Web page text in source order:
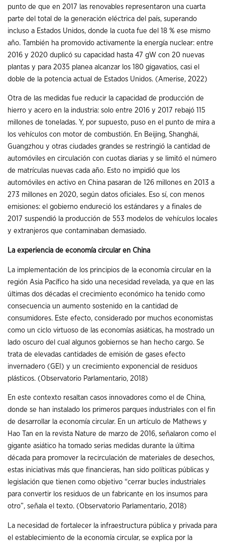
punto de que en 2017 las renovables representaron una cuarta
parte del total de la generación eléctrica del país, superando
incluso a Estados Unidos, donde la cuota fue del 18 % ese mismo
año. También ha promovido activamente la energía nuclear: entre
2016 y 2020 duplicó su capacidad hasta 47 gW con 20 nuevas
plantas y para 2035 planea alcanzar los 180 gigavatios, casi el
doble de la potencia actual de Estados Unidos. (Amerise, 2022)
Otra de las medidas fue reducir la capacidad de producción de
hierro y acero en la industria: solo entre 2016 y 2017 rebajó 115
millones de toneladas. Y, por supuesto, puso en el punto de mira a
los vehículos con motor de combustión. En Beijing, Shanghái,
Guangzhou y otras ciudades grandes se restringió la cantidad de
automóviles en circulación con cuotas diarias y se limitó el número
de matrículas nuevas cada año. Esto no impidió que los
automóviles en activo en China pasaran de 126 millones en 2013 a
273 millones en 2020, según datos oficiales. Eso sí, con menos
emisiones: el gobierno endureció los estándares y a finales de
2017 suspendió la producción de 553 modelos de vehículos locales
y extranjeros que contaminaban demasiado.
La experiencia de economía circular en China
La implementación de los principios de la economía circular en la
región Asia Pacífico ha sido una necesidad revelada, ya que en las
últimas dos décadas el crecimiento económico ha tenido como
consecuencia un aumento sostenido en la cantidad de
consumidores. Este efecto, considerado por muchos economistas
como un ciclo virtuoso de las economías asiáticas, ha mostrado un
lado oscuro del cual algunos gobiernos se han hecho cargo. Se
trata de elevadas cantidades de emisión de gases efecto
invernadero (GEI) y un crecimiento exponencial de residuos
plásticos. (Observatorio Parlamentario, 2018)
En este contexto resaltan casos innovadores como el de China,
donde se han instalado los primeros parques industriales con el fin
de desarrollar la economía circular. En un artículo de Mathews y
Hao Tan en la revista Nature de marzo de 2016, señalaron como el
gigante asiático ha tomado serias medidas durante la última
década para promover la recirculación de materiales de desechos,
estas iniciativas más que financieras, han sido políticas públicas y
legislación que tienen como objetivo “cerrar bucles industriales
para convertir los residuos de un fabricante en los insumos para
otro”, señala el texto. (Observatorio Parlamentario, 2018)
La necesidad de fortalecer la infraestructura pública y privada para
el establecimiento de la economía circular, se explica por la